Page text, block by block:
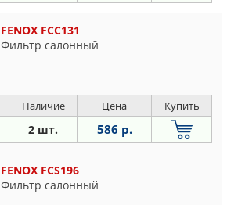
FENOX FCC131
Фильтр салонный
Наличие Цена Купить
2 шт. 586 р.
FENOX FCS196
Фильтр салонный